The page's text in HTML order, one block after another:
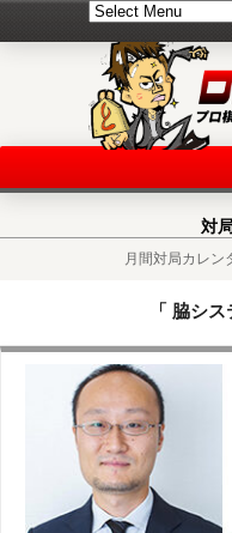
対
月間対局カレン
「 脇シス